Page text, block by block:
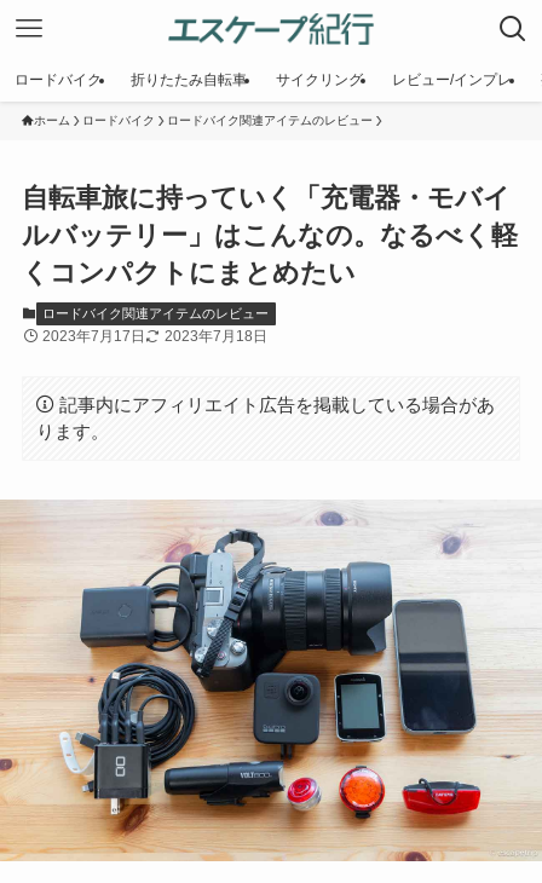
ロードバイク 折りたたみ自転車 サイクリング レビュー/インプレ
ホーム ロードバイク ロードバイク関連アイテムのレビュー
自転車旅に持っていく「充電器・モバイ
ルバッテリー」はこんなの。なるべく軽
くコンパクトにまとめたい
ロードバイク関連アイテムのレビュー
2023年7月17日 2023年7月18日
記事内にアフィリエイト広告を掲載している場合があ
ります。